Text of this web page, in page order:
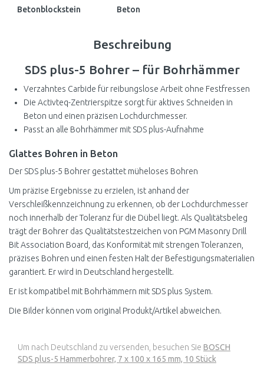
Betonblockstein Beton
Beschreibung
SDS plus-5 Bohrer – für Bohrhämmer
Verzahntes Carbide für reibungslose Arbeit ohne Festfressen
Die Activteq-Zentrierspitze sorgt für aktives Schneiden in
Beton und einen präzisen Lochdurchmesser.
Passt an alle Bohrhämmer mit SDS plus-Aufnahme
Glattes Bohren in Beton
Der SDS plus-5 Bohrer gestattet müheloses Bohren
Um präzise Ergebnisse zu erzielen, ist anhand der
Verschleißkennzeichnung zu erkennen, ob der Lochdurchmesser
noch innerhalb der Toleranz für die Dübel liegt. Als Qualitätsbeleg
trägt der Bohrer das Qualitätstestzeichen von PGM Masonry Drill
Bit Association Board, das Konformität mit strengen Toleranzen,
präzises Bohren und einen festen Halt der Befestigungsmaterialien
garantiert. Er wird in Deutschland hergestellt.
Er ist kompatibel mit Bohrhämmern mit SDS plus System.
Die Bilder können vom original Produkt/Artikel abweichen.
Um nach Deutschland zu versenden, besuchen Sie BOSCH
SDS plus-5 Hammerbohrer, 7 x 100 x 165 mm, 10 Stück